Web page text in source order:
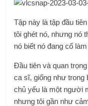
Tập này là tập đầu
tôi ghét nó, nhưng nó
nó biết nó đang cố
Đầu tiên và quan
ca sĩ, giống như trong
chủ yếu là một người
nhưng tôi gần như